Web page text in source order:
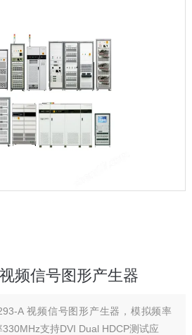
频信号图形产生器
A 视频信号图形产生器，模拟频率
支持DVI Dual HDCP测试应